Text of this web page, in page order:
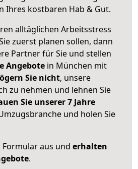
Ihres kostbaren Hab & Gut.
alltäglichen Arbeitsstress
zuerst planen sollen, dann
Partner für Sie und stellen
Angebote in München mit
Sie nicht, unsere
zu nehmen und lehnen Sie
Sie unserer 7 Jahre
und holen Sie
Formular aus und erhalten
.